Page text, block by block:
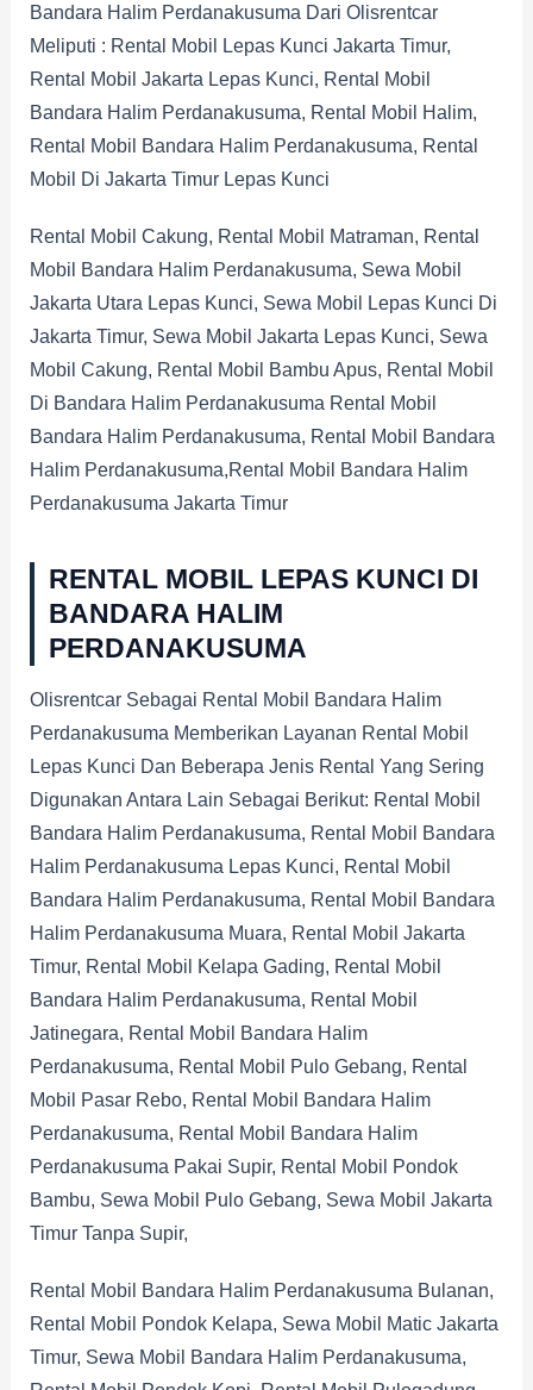
Bandara Halim Perdanakusuma Dari Olisrentcar
Meliputi : Rental Mobil Lepas Kunci Jakarta Timur,
Rental Mobil Jakarta Lepas Kunci, Rental Mobil
Bandara Halim Perdanakusuma, Rental Mobil Halim,
Rental Mobil Bandara Halim Perdanakusuma, Rental
Mobil Di Jakarta Timur Lepas Kunci
Rental Mobil Cakung, Rental Mobil Matraman, Rental
Mobil Bandara Halim Perdanakusuma, Sewa Mobil
Jakarta Utara Lepas Kunci, Sewa Mobil Lepas Kunci Di
Jakarta Timur, Sewa Mobil Jakarta Lepas Kunci, Sewa
Mobil Cakung, Rental Mobil Bambu Apus, Rental Mobil
Di Bandara Halim Perdanakusuma Rental Mobil
Bandara Halim Perdanakusuma, Rental Mobil Bandara
Halim Perdanakusuma,rental Mobil Bandara Halim
Perdanakusuma Jakarta Timur
RENTAL MOBIL LEPAS KUNCI DI
BANDARA HALIM
PERDANAKUSUMA
Olisrentcar Sebagai Rental Mobil Bandara Halim
Perdanakusuma Memberikan Layanan Rental Mobil
Lepas Kunci Dan Beberapa Jenis Rental Yang Sering
Digunakan Antara Lain Sebagai Berikut: Rental Mobil
Bandara Halim Perdanakusuma, Rental Mobil Bandara
Halim Perdanakusuma Lepas Kunci, Rental Mobil
Bandara Halim Perdanakusuma, Rental Mobil Bandara
Halim Perdanakusuma Muara, Rental Mobil Jakarta
Timur, Rental Mobil Kelapa Gading, Rental Mobil
Bandara Halim Perdanakusuma, Rental Mobil
Jatinegara, Rental Mobil Bandara Halim
Perdanakusuma, Rental Mobil Pulo Gebang, Rental
Mobil Pasar Rebo, Rental Mobil Bandara Halim
Perdanakusuma, Rental Mobil Bandara Halim
Perdanakusuma Pakai Supir, Rental Mobil Pondok
Bambu, Sewa Mobil Pulo Gebang, Sewa Mobil Jakarta
Timur Tanpa Supir,
Rental Mobil Bandara Halim Perdanakusuma Bulanan,
Rental Mobil Pondok Kelapa, Sewa Mobil Matic Jakarta
Timur, Sewa Mobil Bandara Halim Perdanakusuma,